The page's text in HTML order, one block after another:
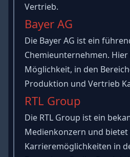
Vertrieb.
Bayer AG
Die Bayer AG ist ein
Chemieunternehmen. Hier
Möglichkeit, in den
Produktion und Vertrieb
RTL Group
Die RTL Group ist ein
Medienkonzern und bietet
Karrieremöglichkeiten in